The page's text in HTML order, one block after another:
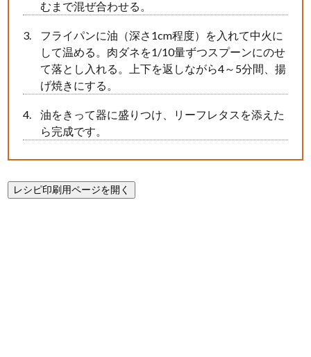
むまで混ぜ合わせる。
フライパンに油（深さ1cm程度）を入れて中火に
して温める。肉ダネを1/10量ずつスプーンにのせ
て落とし入れる。上下を返しながら4～5分間、揚
げ焼きにする。
油をきって器に盛りつけ、リーフレタスを添えた
ら完成です。